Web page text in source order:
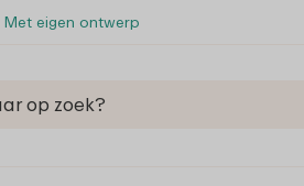
Met eigen ontwerp